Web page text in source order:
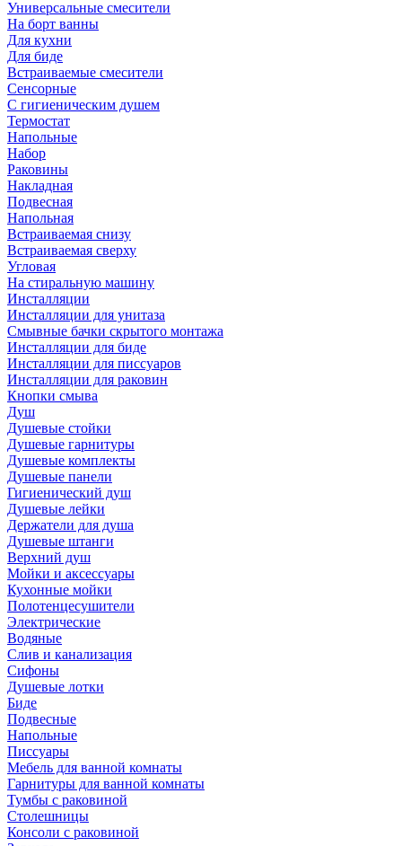
Универсальные смесители
На борт ванны
Для кухни
Для биде
Встраиваемые смесители
Сенсорные
С гигиеническим душем
Термостат
Напольные
Набор
Раковины
Накладная
Подвесная
Напольная
Встраиваемая снизу
Встраиваемая сверху
Угловая
На стиральную машину
Инсталляции
Инсталляции для унитаза
Смывные бачки скрытого монтажа
Инсталляции для биде
Инсталляции для писсуаров
Инсталляции для раковин
Кнопки смыва
Душ
Душевые стойки
Душевые гарнитуры
Душевые комплекты
Душевые панели
Гигиенический душ
Душевые лейки
Держатели для душа
Душевые штанги
Верхний душ
Мойки и аксессуары
Кухонные мойки
Полотенцесушители
Электрические
Водяные
Слив и канализация
Сифоны
Душевые лотки
Биде
Подвесные
Напольные
Писсуары
Мебель для ванной комнаты
Гарнитуры для ванной комнаты
Тумбы с раковиной
Столешницы
Консоли с раковиной